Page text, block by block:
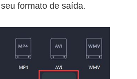
formato de saída.